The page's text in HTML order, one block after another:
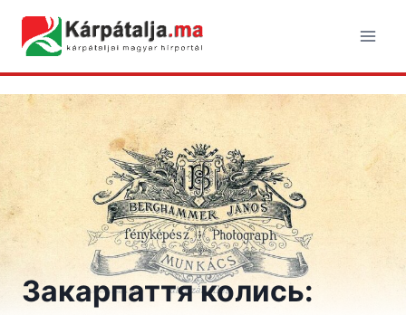
content
Закарпаття колись: